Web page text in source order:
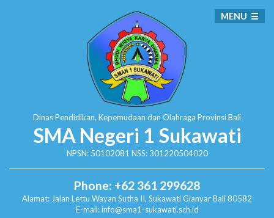
Dinas Pendidikan, Kepemudaan dan Olahraga Provinsi Bali
SMA Negeri 1 Sukawati
NPSN: 50102081 NSS: 301220504020
Phone: +62 361 299628
Alamat: Jalan Lettu Wayan Sutha II, SukawatiGianyar Bali 80582
E-mail: info@sma1-sukawati.sch.id
MENU